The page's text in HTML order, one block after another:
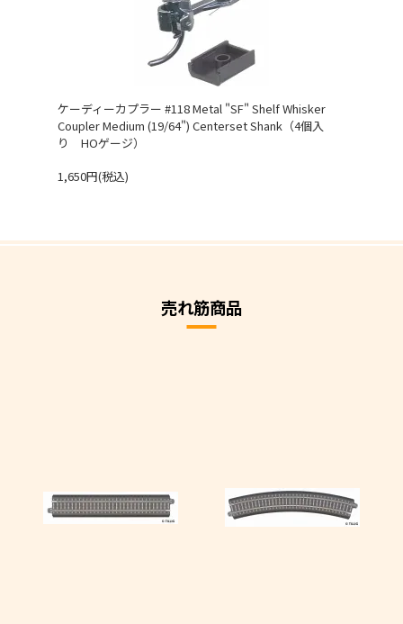
ケーディーカプラー #118 Metal "SF" Shelf Whisker
Coupler Medium (19/64") Centerset Shank（4個入
り HOゲージ）
1,650円(税込)
売れ筋商品